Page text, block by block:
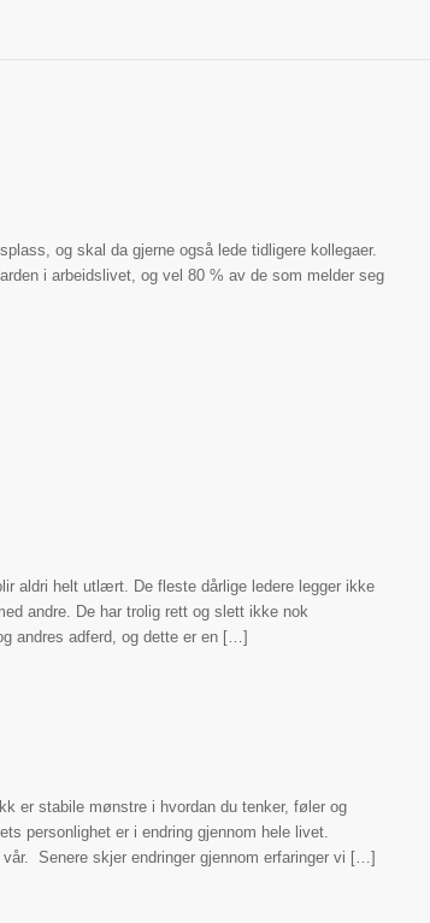
og skal da gjerne også lede tidligere kollegaer.
i arbeidslivet, og vel 80 % av de som melder seg
aldri helt utlært. De fleste dårlige ledere legger ikke
andre. De har trolig rett og slett ikke nok
andres adferd, og dette er en […]
er stabile mønstre i hvordan du tenker, føler og
personlighet er i endring gjennom hele livet.
Senere skjer endringer gjennom erfaringer vi […]